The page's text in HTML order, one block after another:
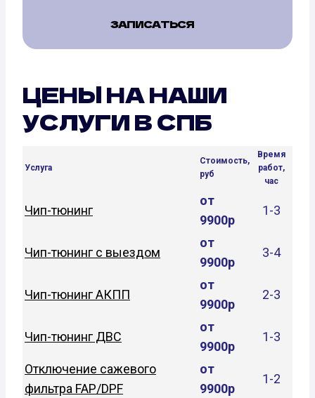
ЗАПИСАТЬСЯ
ЦЕНЫ НА НАШИ
УСЛУГИ В СПБ
Услуга
Стоимость,
руб
Время
работ,
час
Чип-тюнинг
от
9900р
1-3
Чип-тюнинг с выездом
от
9900р
3-4
Чип-тюнинг АКПП
от
9900р
2-3
Чип-тюнинг ДВС
от
9900р
1-3
Отключение сажевого
фильтра FAP/DPF
от
9900р
1-2